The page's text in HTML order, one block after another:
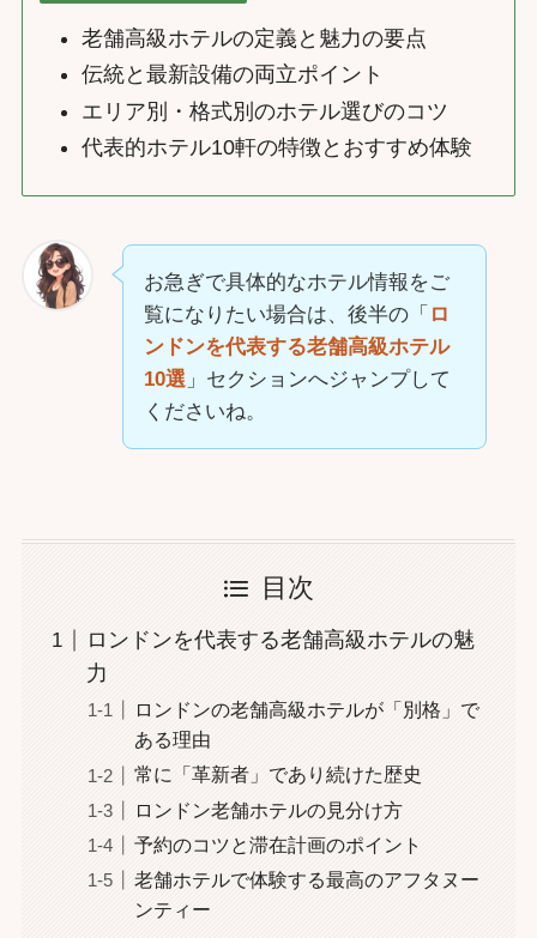
老舗高級ホテルの定義と魅力の要点
伝統と最新設備の両立ポイント
エリア別・格式別のホテル選びのコツ
代表的ホテル10軒の特徴とおすすめ体験
お急ぎで具体的なホテル情報をご
覧になりたい場合は、後半の「 ロ
ンドンを代表する老舗高級ホテル
10選 」セクションへジャンプして
くださいね。
目次
ロンドンを代表する老舗高級ホテルの魅
力
ロンドンの老舗高級ホテルが「別格」で
ある理由
常に「革新者」であり続けた歴史
ロンドン老舗ホテルの見分け方
予約のコツと滞在計画のポイント
老舗ホテルで体験する最高のアフタヌー
ンティー